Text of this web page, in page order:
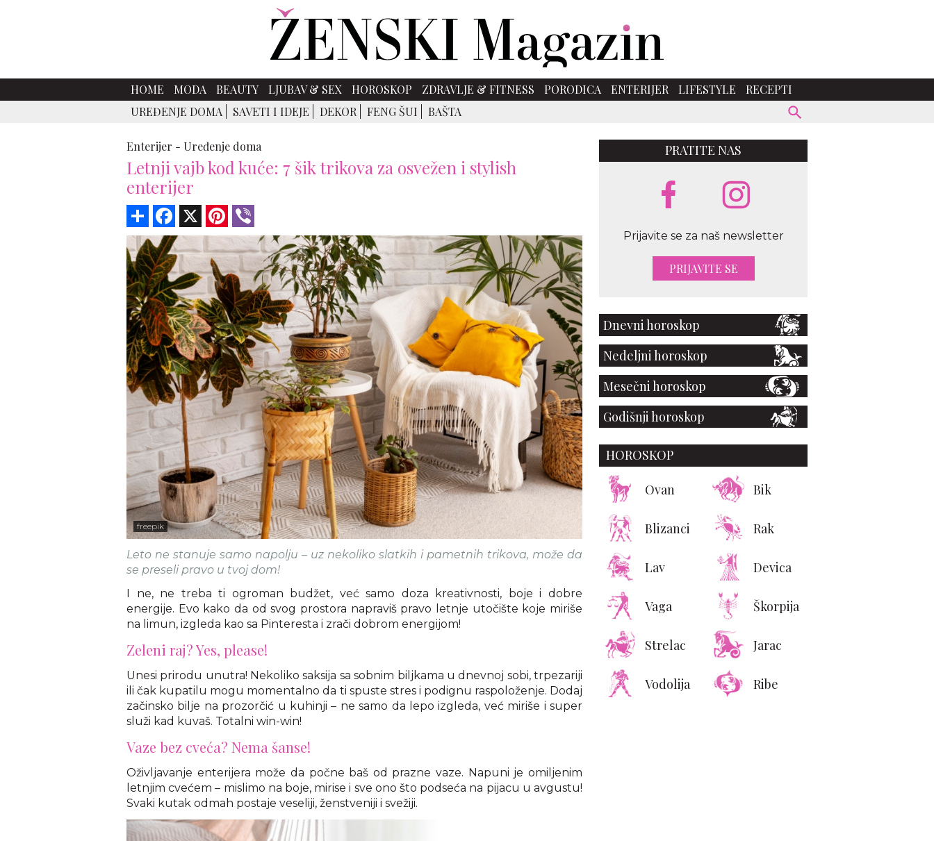
HOME MODA BEAUTY LJUBAV & SEX HOROSKOP ZDRAVLJE & FITNESS PORODICA ENTERIJER LIFESTYLE
RECEPTI
UREĐENJE DOMA
SAVETI I IDEJE DEKOR FENG ŠUI BAŠTA
Enterijer - Uređenje doma
Letnji vajb kod kuće: 7 šik trikova za osvežen i stylish
enterijer
Share Facebook Pinterest
freepik
Leto ne stanuje samo napolju – uz nekoliko slatkih i pametnih trikova, može da
se preseli pravo u tvoj dom!
I ne, ne treba ti ogroman budžet, već samo doza kreativnosti, boje i dobre
energije. Evo kako da od svog prostora napraviš pravo letnje utočište koje miriše
na limun, izgleda kao sa Pinteresta i zrači dobrom energijom!
Zeleni raj? Yes, please!
Unesi prirodu unutra! Nekoliko saksija sa sobnim biljkama u dnevnoj sobi, trpezariji
ili čak kupatilu mogu momentalno da ti spuste stres i podignu raspoloženje. Dodaj
začinsko bilje na prozorčić u kuhinji – ne samo da lepo izgleda, već miriše i super
služi kad kuvaš. Totalni win-win!
Vaze bez cveća? Nema šanse!
Oživljavanje enterijera može da počne baš od prazne vaze. Napuni je omiljenim
letnjim cvećem – mislimo na boje, mirise i sve ono što podseća na pijacu u avgustu!
Svaki kutak odmah postaje veseliji, ženstveniji i svežiji.
PRATITE NAS
Prijavite se za naš newsletter
PRIJAVITE SE
Dnevni horoskop
Nedeljni horoskop
Mesečni horoskop
Godišnji horoskop
HOROSKOP
Ovan Bik
Blizanci Rak
Lav Devica
Vaga Škorpija
Strelac Jarac
Vodolija Ribe